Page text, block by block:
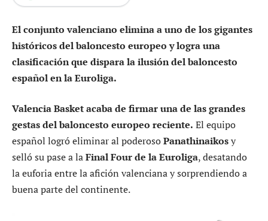
El conjunto valenciano elimina a uno de los gigantes
históricos del baloncesto europeo y logra una
clasificación que dispara la ilusión del baloncesto
español en la Euroliga.
Valencia Basket acaba de firmar una de las grandes
gestas del baloncesto europeo reciente. El equipo
español logró eliminar al poderosoPanathinaikosy
selló su pase a laFinal Four de la Euroliga, desatando
la euforia entre la afición valenciana y sorprendiendo a
buena parte del continente.